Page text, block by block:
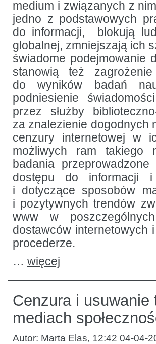
medium i związanych z
jedno z podstawowych
do informacji, blokują
globalnej, zmniejszają ich
świadome podejmowanie
stanowią też
do wyników badań
podniesienie
przez służby
za znalezienie dogodnych
cenzury internetowej w
możliwych ram takiego
badania
dostępu do informacji i
i dotyczące sposobów
i pozytywnych trendów
www w
dostawców internetowych
procederze.
… więcej
Cenzura i
mediach
Autor: Marta Elas, 12:42 04-04-